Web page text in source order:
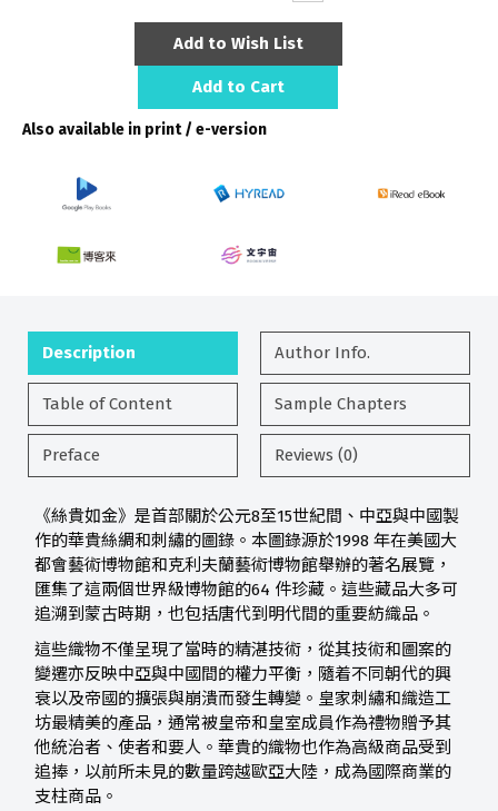
Add to Wish List
Add to Cart
Also available in print / e-version
Description Author Info.
Table of Content Sample Chapters
Preface Reviews (0)
《絲貴如金》是首部關於公元8至15世紀間、中亞與中國製
作的華貴絲綢和刺繡的圖錄。本圖錄源於1998 年在美國大
都會藝術博物館和克利夫蘭藝術博物館舉辦的著名展覽，
匯集了這兩個世界級博物館的64 件珍藏。這些藏品大多可
追溯到蒙古時期，也包括唐代到明代間的重要紡織品。
這些織物不僅呈現了當時的精湛技術，從其技術和圖案的
變遷亦反映中亞與中國間的權力平衡，隨着不同朝代的興
衰以及帝國的擴張與崩潰而發生轉變。皇家刺繡和織造工
坊最精美的產品，通常被皇帝和皇室成員作為禮物贈予其
他統治者、使者和要人。華貴的織物也作為高級商品受到
追捧，以前所未見的數量跨越歐亞大陸，成為國際商業的
支柱商品。